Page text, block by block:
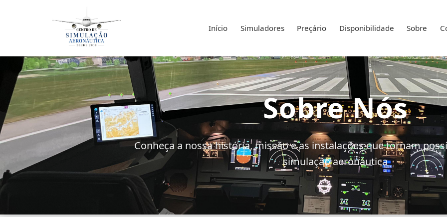
Início Simuladores Preçário Disponibilidade Sobre
Sobre Nós
Conheça a nossa história, missão e as instalações que tornam
simulação aeronáutica